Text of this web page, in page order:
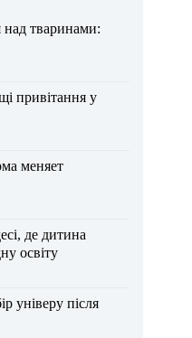
тваринами:
привітання у
меняет
де дитина
освіту
універу після